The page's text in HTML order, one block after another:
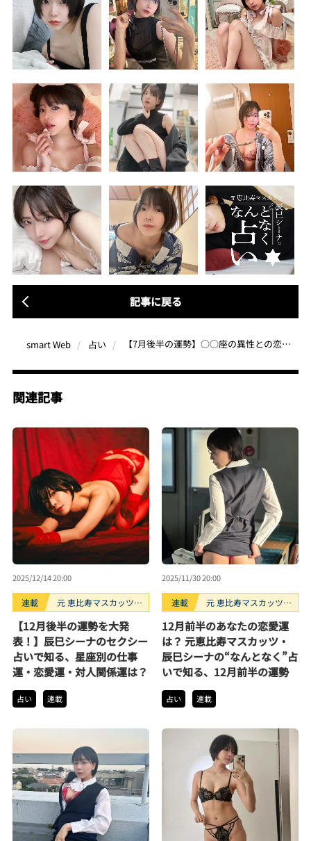
記事に戻る
smart Web 占い 【7月後半の運勢】○○座の異性との恋愛成就のカギはミステリアス＆セクシーチラ見せ！○○座の運気を上げるラッキースポットは髪をツヤツヤにしてくれるアソコ。| 元 恵比寿マスカッツ・辰巳シーナのなんとなく星占い
関連記事
2025/12/14 20:00
連載
元 恵比寿マスカッツ・
く占い
【12月後半の運勢を大発
表！】辰巳シーナのセクシー
占いで知る、星座別の仕事
運・恋愛運・対人関係運は？
占い 連載
2025/11/30 20:00
連載
元 恵比寿マスカッツ・
く占い
12月前半のあなたの恋愛運
は？ 元恵比寿マスカッツ・
辰巳シーナの“なんとなく”占
いで知る、12月前半の運勢
占い 連載